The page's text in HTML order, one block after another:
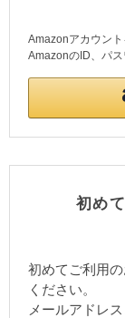
Amazonアカウント
AmazonのID、パス
初め
初めてご利用
ください。
メールアドレ